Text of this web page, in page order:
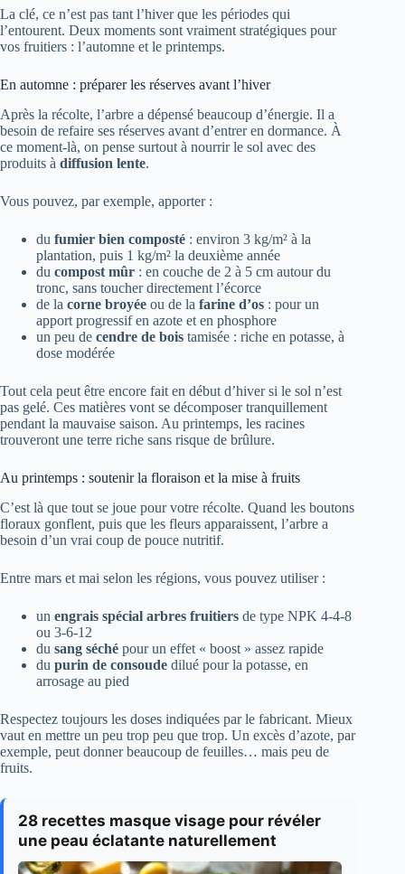
La clé, ce n’est pas tant l’hiver que les périodes qui
l’entourent. Deux moments sont vraiment stratégiques pour
vos fruitiers : l’automne et le printemps.
En automne : préparer les réserves avant l’hiver
Après la récolte, l’arbre a dépensé beaucoup d’énergie. Il a
besoin de refaire ses réserves avant d’entrer en dormance. À
ce moment-là, on pense surtout à nourrir le sol avec des
produits à diffusion lente.
Vous pouvez, par exemple, apporter :
du fumier bien composté : environ 3 kg/m² à la
plantation, puis 1 kg/m² la deuxième année
du compost mûr : en couche de 2 à 5 cm autour du
tronc, sans toucher directement l’écorce
de la corne broyée ou de la farine d’os : pour un
apport progressif en azote et en phosphore
un peu de cendre de bois tamisée : riche en potasse, à
dose modérée
Tout cela peut être encore fait en début d’hiver si le sol n’est
pas gelé. Ces matières vont se décomposer tranquillement
pendant la mauvaise saison. Au printemps, les racines
trouveront une terre riche sans risque de brûlure.
Au printemps : soutenir la floraison et la mise à fruits
C’est là que tout se joue pour votre récolte. Quand les boutons
floraux gonflent, puis que les fleurs apparaissent, l’arbre a
besoin d’un vrai coup de pouce nutritif.
Entre mars et mai selon les régions, vous pouvez utiliser :
un engrais spécial arbres fruitiers de type NPK 4-4-8
ou 3-6-12
du sang séché pour un effet « boost » assez rapide
du purin de consoude dilué pour la potasse, en
arrosage au pied
Respectez toujours les doses indiquées par le fabricant. Mieux
vaut en mettre un peu trop peu que trop. Un excès d’azote, par
exemple, peut donner beaucoup de feuilles… mais peu de
fruits.
28 recettes masque visage pour révéler
une peau éclatante naturellement